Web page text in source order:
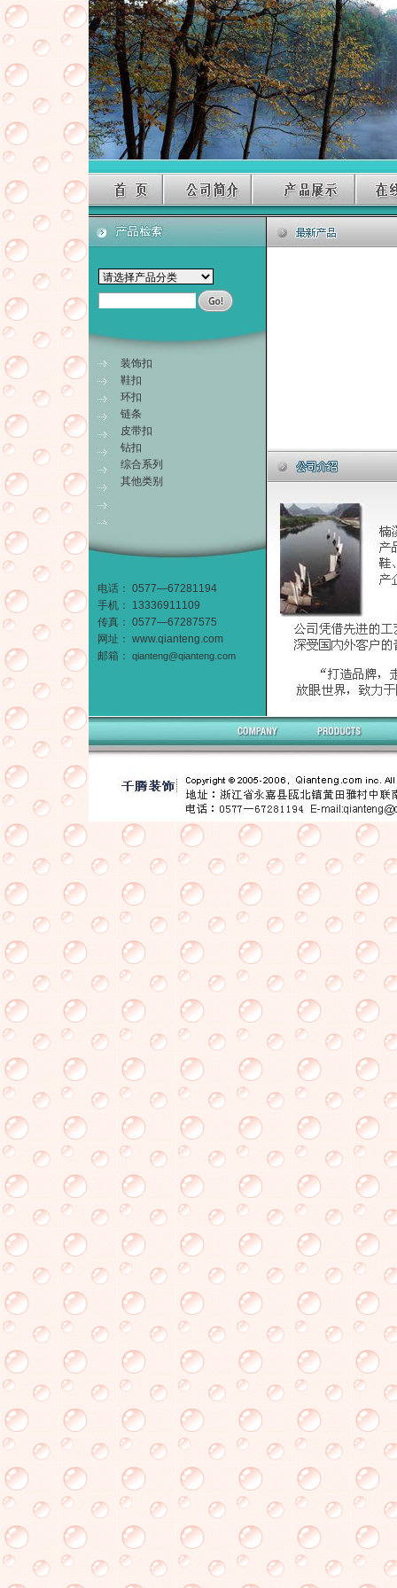
装饰扣
鞋扣
环扣
链条
皮带扣
钻扣
综合系列
其他类别
电话： 0577—67281194
手机： 13336911109
传真： 0577—67287575
网址： www.qianteng.com
邮箱：
qianteng@qianteng.com